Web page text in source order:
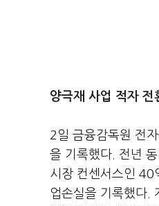
양극재 사업 적자 전
2일 금융감독원 전
을 기록했다. 전년
시장 컨센서스인 40
업손실을 기록했다.